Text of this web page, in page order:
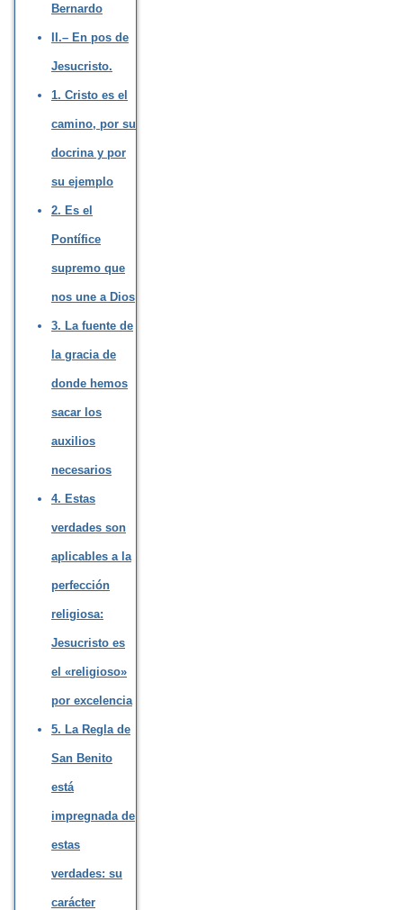
Bernardo
II.– En pos de
Jesucristo.
1. Cristo es el
camino, por su
docrina y por
su ejemplo
2. Es el
Pontífice
supremo que
nos une a Dios
3. La fuente de
la gracia de
donde hemos
sacar los
auxilios
necesarios
4. Estas
verdades son
aplicables a la
perfección
religiosa:
Jesucristo es
el «religioso»
por excelencia
5. La Regla de
San Benito
está
impregnada de
estas
verdades: su
carácter